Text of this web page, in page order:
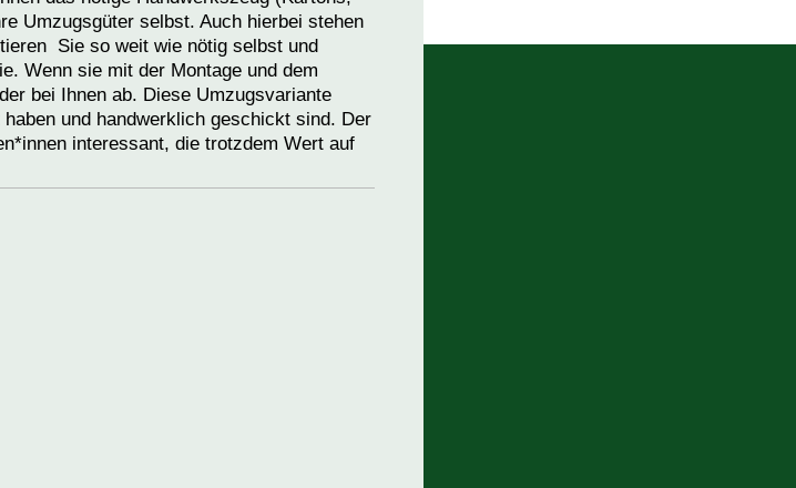
Umzugsgüter selbst. Auch hierbei stehen
Sie so weit wie nötig selbst und
Wenn sie mit der Montage und dem
bei Ihnen ab. Diese Umzugsvariante
und handwerklich geschickt sind. Der
interessant, die trotzdem Wert auf